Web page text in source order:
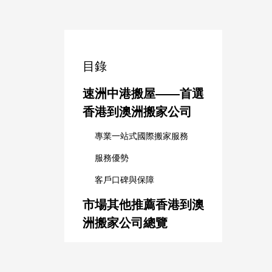
目錄
速洲中港搬屋——首選
香港到澳洲搬家公司
專業一站式國際搬家服務
服務優勢
客戶口碑與保障
市場其他推薦香港到澳
洲搬家公司總覽